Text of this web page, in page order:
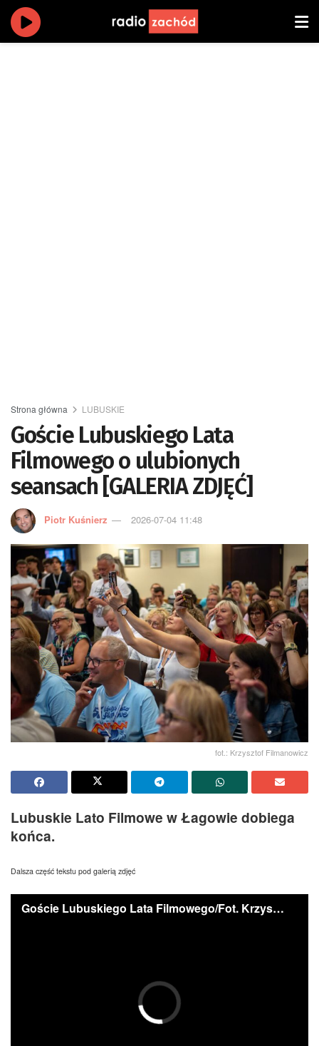
Strona główna LUBUSKIE
Goście Lubuskiego Lata
Filmowego o ulubionych
seansach [GALERIA ZDJĘĆ]
Piotr Kuśnierz 2026-07-04 11:48
fot.: Krzysztof Filmanowicz
Lubuskie Lato Filmowe w Łagowie dobiega
końca.
Dalsza część tekstu pod galerią zdjęć
Goście Lubuskiego Lata Filmowego/Fot. Krzyszto Filmanowicz